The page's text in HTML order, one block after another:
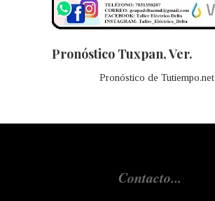
Pronóstico Tuxpan, Ver.
Pronóstico de Tutiempo.net
Contacto...